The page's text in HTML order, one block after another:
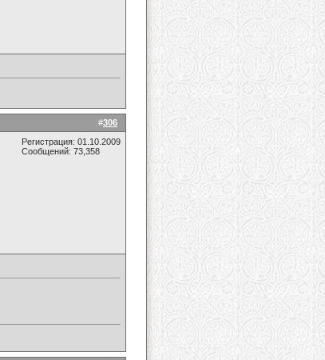
#306
Регистрация: 01.10.2009
Сообщений: 73,358